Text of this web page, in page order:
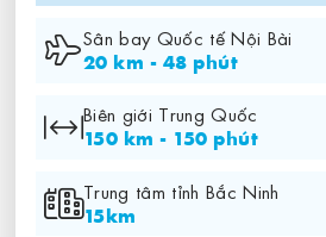
Sân bay Quốc tế Nội Bài
20 km - 48 phút
Biên giới Trung Quốc
150 km - 150 phút
Trung tâm tỉnh Bắc Ninh
15km